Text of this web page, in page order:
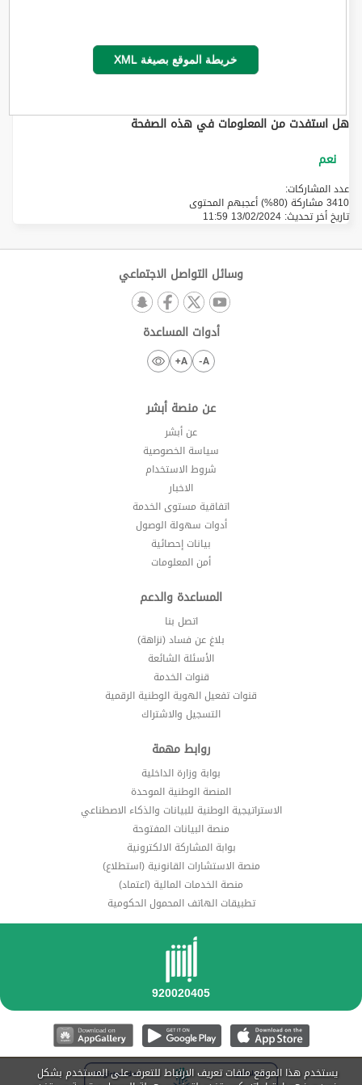
خريطة الموقع بصيغة XML
هل استفدت من المعلومات في هذه الصفحة
عدد المشاركات:
3410 مشاركة (80%) أعجبهم المحتوى
تاريخ أخر تحديث: 13/02/2024 11:59
وسائل التواصل الاجتماعي
أدوات المساعدة
A-
A+
عن منصة أبشر
عن أبشر
سياسة الخصوصية
شروط الاستخدام
الاخبار
اتفاقية مستوى الخدمة
أدوات سهولة الوصول
بيانات إحصائية
أمن المعلومات
المساعدة والدعم
اتصل بنا
بلاغ عن فساد (نزاهة)
الأسئلة الشائعة
قنوات الخدمة
قنوات تفعيل الهوية الوطنية الرقمية
التسجيل والاشتراك
روابط مهمة
بوابة وزارة الداخلية
المنصة الوطنية الموحدة
الاستراتيجية الوطنية للبيانات والذكاء الاصطناعي
منصة البيانات المفتوحة
بوابة المشاركة الالكترونية
منصة الاستشارات القانونية (استطلاع)
منصة الخدمات المالية (اعتماد)
تطبيقات الهاتف المحمول الحكومية
يستخدم هذا الموقع ملفات تعريف الارتباط للتعرف على المستخدم بشكل